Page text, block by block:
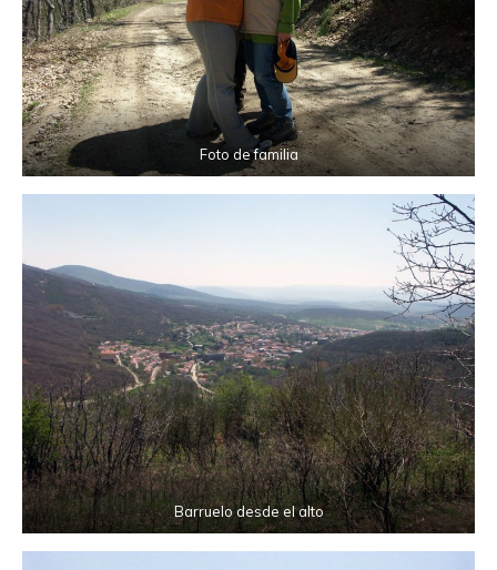
Foto de familia
Barruelo desde el alto